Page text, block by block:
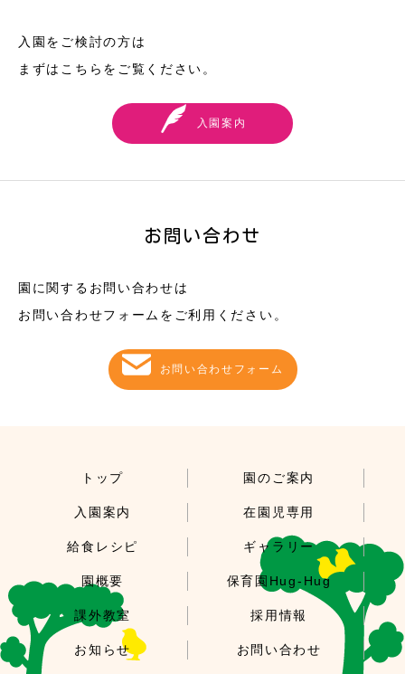
入園をご検討の方は
まずはこちらをご覧ください。
入園案内
お問い合わせ
園に関するお問い合わせは
お問い合わせフォームをご利用ください。
お問い合わせフォーム
トップ 園のご案内
入園案内 在園児専用
給食レシピ ギャラリー
園概要 保育園Hug-Hug
課外教室 採用情報
お知らせ お問い合わせ